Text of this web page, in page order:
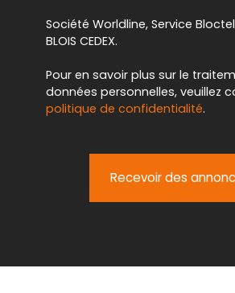
Société Worldline, Service Bloctel,
BLOIS CEDEX.
Pour en savoir plus sur le
données personnelles, veuillez
politique de confidentialité.
Recevoir des